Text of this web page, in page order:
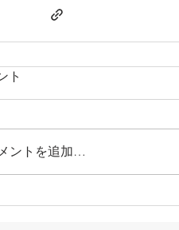
ト
ントを追加…